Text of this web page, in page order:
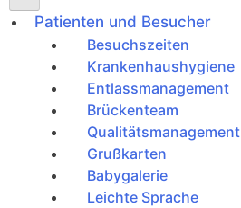
Patienten und Besucher
Besuchszeiten
Krankenhaushygiene
Entlassmanagement
Brückenteam
Qualitätsmanagement
Grußkarten
Babygalerie
Leichte Sprache